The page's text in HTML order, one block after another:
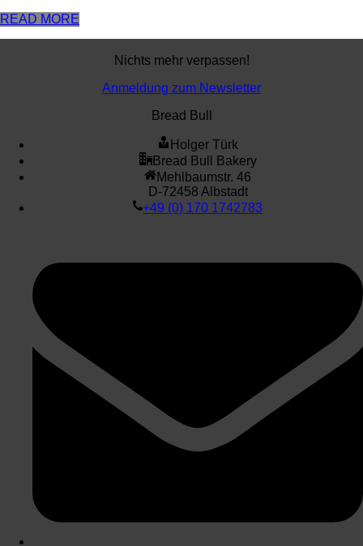
READ MORE
Nichts mehr verpassen!
Anmeldung zum Newsletter
Bread Bull
Holger Türk
Bread Bull Bakery
Mehlbaumstr. 46
D-72458 Albstadt
+49 (0) 170 1742783